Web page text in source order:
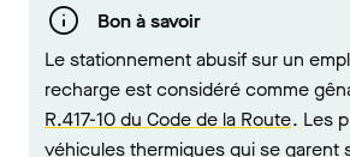
Bon à savoir
Le stationnement abusif sur un
recharge est considéré comme
R.417-10 du Code de la Route. Les
véhicules thermiques qui se garent